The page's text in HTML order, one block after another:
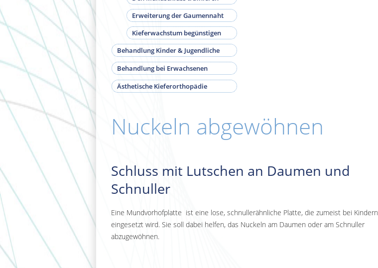
Erweiterung der Gaumennaht
Kieferwachstum begünstigen
Behandlung Kinder & Jugendliche
Behandlung bei Erwachsenen
Ästhetische Kieferorthopädie
Nuckeln abgewöhnen
Schluss mit Lutschen an Daumen und
Schnuller
Eine Mundvorhofplatte ist eine lose, schnullerähnliche Platte, die zumeist bei Kindern
eingesetzt wird. Sie soll dabei helfen, das Nuckeln am Daumen oder am Schnuller
abzugewöhnen.